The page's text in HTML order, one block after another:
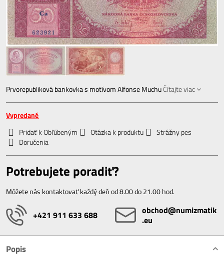
Prvorepubliková bankovka s motívom Alfonse MuchuČítajte viac
Vypredané
Pridať k Obľúbeným
Otázka k produktu
Strážny pes
Doručenia
Potrebujete poradiť?
Môžete nás kontaktovať každý deň od 8.00 do 21.00 hod.
+421 911 633 688
obchod​@numizmatik​
.eu
Popis